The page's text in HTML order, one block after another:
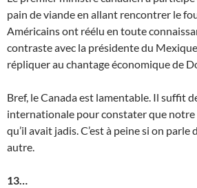
pain de viande en allant rencontrer le
Américains ont réélu en toute
contraste avec la présidente du
répliquer au chantage économique de
Bref, le Canada est lamentable. Il suffit
internationale pour constater que notre
qu’il avait jadis. C’est à peine si on parle
autre.
13…